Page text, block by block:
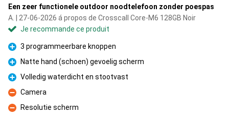
Een zeer functionele outdoor noodtelefoon zonder poespas
A. | 27-06-2026 á propos de Crosscall Core-M6 128GB Noir
Je recommande ce produit
Pour
3 programmeerbare knoppen
Pour
Natte hand (schoen) gevoelig scherm
Pour
Volledig waterdicht en stootvast
Contre
Camera
Contre
Resolutie scherm